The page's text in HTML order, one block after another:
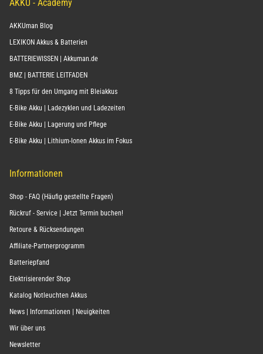
AKKU - Academy
AKKUman Blog
LEXIKON Akkus & Batterien
BATTERIEWISSEN | Akkuman.de
BMZ | BATTERIE LEITFADEN
8 Tipps für den Umgang mit Bleiakkus
E-Bike Akku | Ladezyklen und Ladezeiten
E-Bike Akku | Lagerung und Pflege
E-Bike Akku | Lithium-Ionen Akkus im Fokus
Informationen
Shop - FAQ (Häufig gestellte Fragen)
Rückruf - Service | Jetzt Termin buchen!
Retoure & Rücksendungen
Affiliate-Partnerprogramm
Batteriepfand
Elektrisierender Shop
Katalog Notleuchten Akkus
News | Informationen | Neuigkeiten
Wir über uns
Newsletter